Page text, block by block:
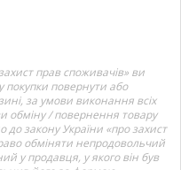
прав споживачів» ви
покупки повернути або
за умови виконання всіх
обміну / повернення товару
до закону України «про захист
обміняти непродовольчий
у продавця, у якого він був